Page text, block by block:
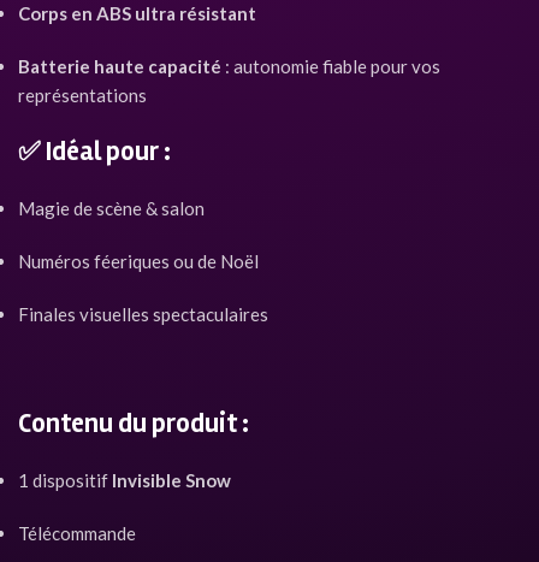
Corps en ABS ultra résistant
Batterie haute capacité : autonomie fiable pour vos
représentations
✅ Idéal pour :
Magie de scène & salon
Numéros féeriques ou de Noël
Finales visuelles spectaculaires
Contenu du produit:
1 dispositif Invisible Snow
Télécommande